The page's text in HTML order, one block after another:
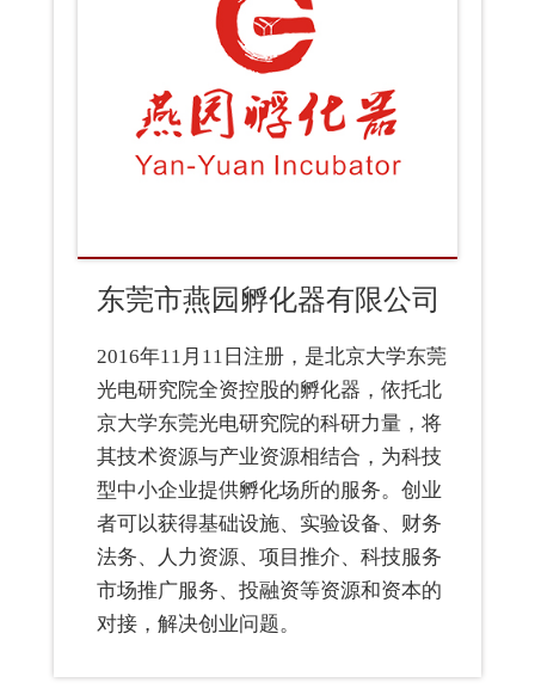
东莞市燕园孵化器有限公司
2016年11月11日注册，是北京大学东莞
光电研究院全资控股的孵化器，依托北
京大学东莞光电研究院的科研力量，将
其技术资源与产业资源相结合，为科技
型中小企业提供孵化场所的服务。创业
者可以获得基础设施、实验设备、财务
法务、人力资源、项目推介、科技服务
市场推广服务、投融资等资源和资本的
对接，解决创业问题。